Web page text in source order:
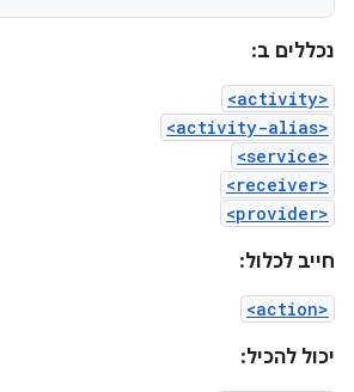
נכללים ב:
<activity>
<activity-alias>
<service>
<receiver>
<provider>
חייב לכלול:
<action>
יכול להכיל: